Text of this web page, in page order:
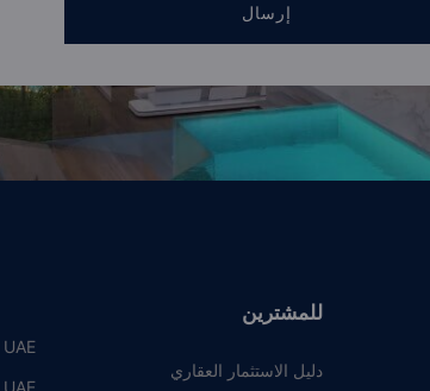
إرسال
للمشترين
دليل الاستثمار العقاري